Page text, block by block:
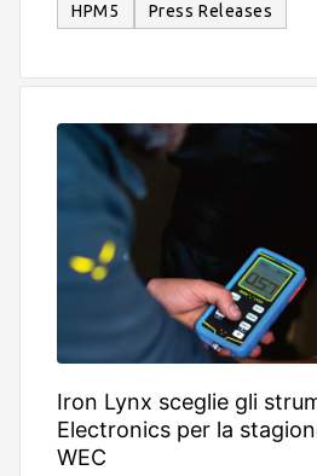
HPM5 Press Releases
Iron Lynx sceglie gli
Electronics per la
WEC